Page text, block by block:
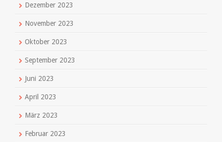
Dezember 2023
November 2023
Oktober 2023
September 2023
Juni 2023
April 2023
März 2023
Februar 2023